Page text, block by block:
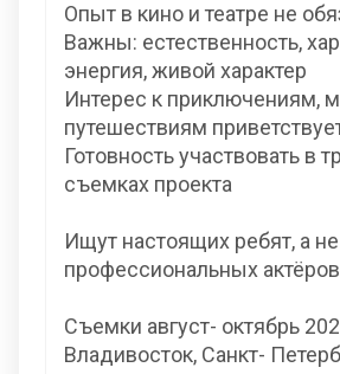
Опыт в кино и театре не
Важны: естественность,
энергия, живой характер
Интерес к приключениям,
путешествиям
Готовность участвовать в
съемках проекта
Ищут настоящих ребят, а не
профессиональных актёров
Съемки август- октябрь
Владивосток, Санкт-